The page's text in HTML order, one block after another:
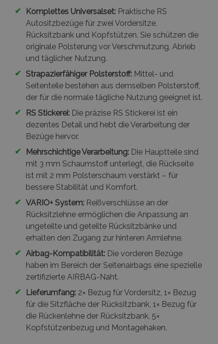
✔ Komplettes Universalset: Praktische RS
Autositzbezüge für zwei Vordersitze,
Rücksitzbank und Kopfstützen. Sie schützen die
originale Polsterung vor Verschmutzung, Abrieb
und täglicher Nutzung.
✔ Strapazierfähiger Polsterstoff: Mittel- und
Seitenteile bestehen aus demselben Polsterstoff,
der für die normale tägliche Nutzung geeignet ist.
✔
RS Stickerei: Die präzise RS Stickerei ist ein
dezentes Detail und hebt die Verarbeitung der
Bezüge hervor.
✔
Mehrschichtige Verarbeitung: Die Hauptteile sind
mit 3 mm Schaumstoff unterlegt, die Rückseite
ist mit 2 mm Polsterschaum verstärkt – für
bessere Stabilität und Komfort.
✔ VARIO+ System: Reißverschlüsse an der
Rücksitzlehne ermöglichen die Anpassung an
ungeteilte und geteilte Rücksitzbänke und
erhalten den Zugang zur hinteren Armlehne.
✔ Airbag-Kompatibilität: Die vorderen Bezüge
haben im Bereich der Seitenairbags eine spezielle
zertifizierte AIRBAG-Naht.
✔
Lieferumfang: 2× Bezug für Vordersitz, 1× Bezug
für die Sitzfläche der Rücksitzbank, 1× Bezug für
die Rückenlehne der Rücksitzbank, 5×
Kopfstützenbezug und Montagehaken.